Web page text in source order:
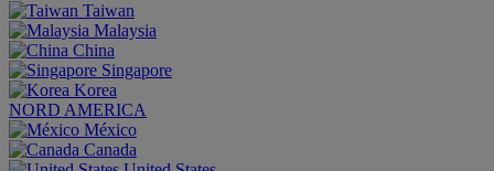
Taiwan
Malaysia
China
Singapore
Korea
NORD AMERICA
México
Canada